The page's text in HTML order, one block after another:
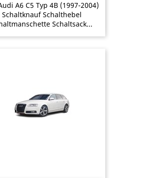
A6 C5 Typ 4B (1997-2004)
Schaltknauf Schalthebel
Schaltsack...